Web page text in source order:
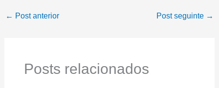
← Post anterior Post seguinte →
Posts relacionados